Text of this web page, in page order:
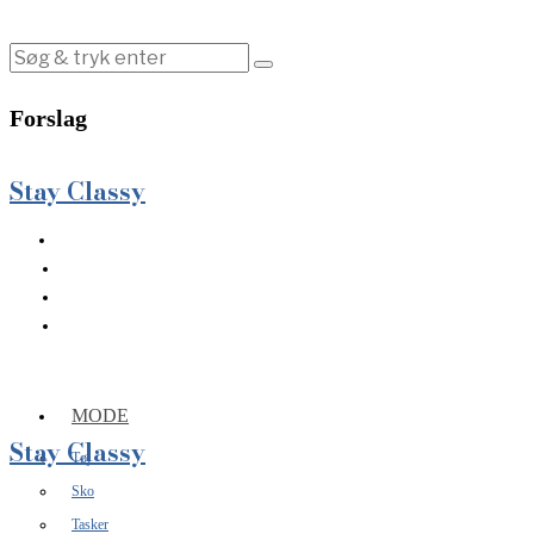
Forslag
Stay Classy
MODE
Tøj
Sko
Tasker
Stay Classy